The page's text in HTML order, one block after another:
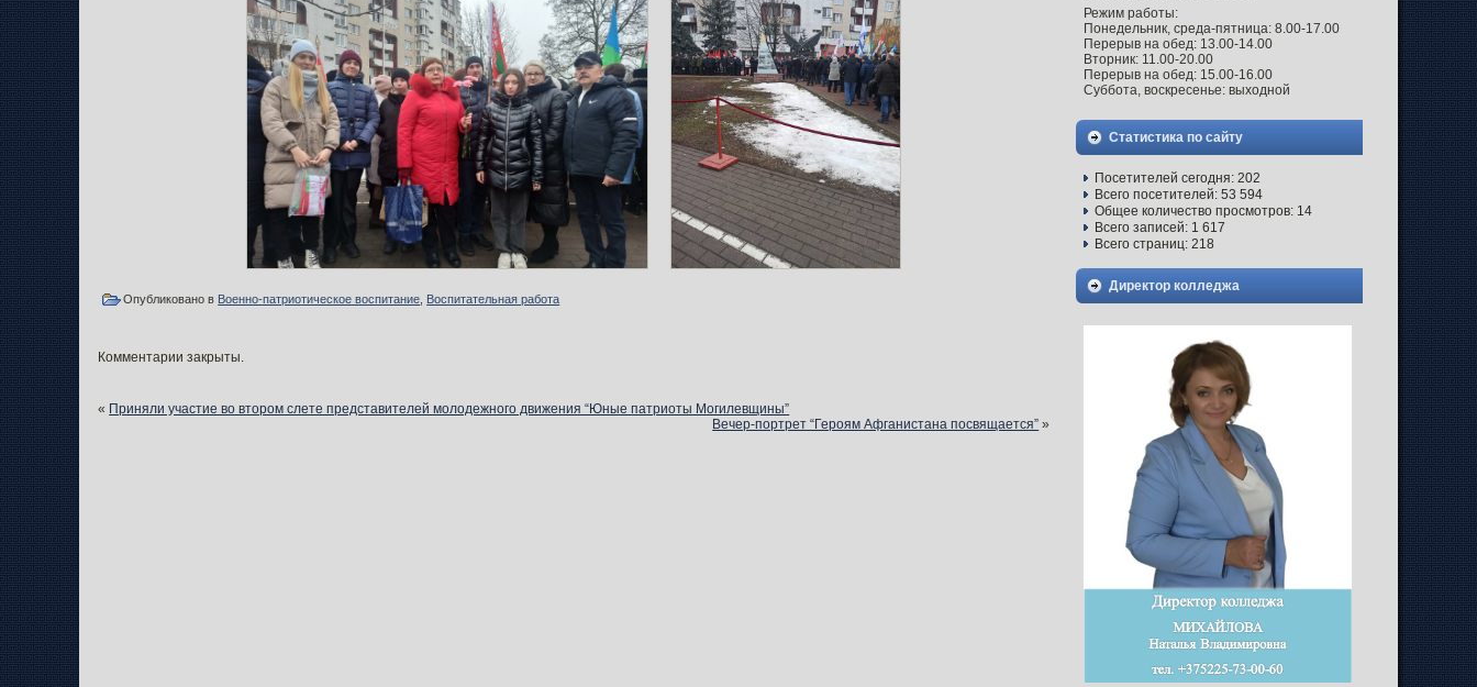
Опубликовано в Военно-патриотическое воспитание Воспитательная работа
Комментарии закрыты.
« Приняли участие во втором слете представителей молодежного движения “Юные патриоты Могилевщины”
Вечер-портрет “Героям Афганистана посвящается” »
Режим работы:
Понедельник, среда-пятница: 8.00-17.00
Перерыв на обед: 13.00-14.00
Вторник: 11.00-20.00
Перерыв на обед: 15.00-16.00
Суббота, воскресенье: выходной
Статистика по сайту
Посетителей сегодня:202
Всего посетителей:53 594
Общее количество просмотров: 14
Всего записей: 1 617
Всего страниц:218
Директор колледжа